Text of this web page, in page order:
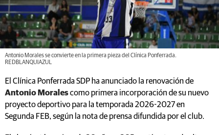
Antonio Morales se convierte en la primera pieza del Clínica Ponferrada.
REDBLANQUIAZUL
El Clínica Ponferrada SDP ha anunciado la renovación de
Antonio Moralescomo primera incorporación de su nuevo
proyecto deportivo para la temporada 2026-2027 en
Segunda FEB, según la nota de prensa difundida por el club.